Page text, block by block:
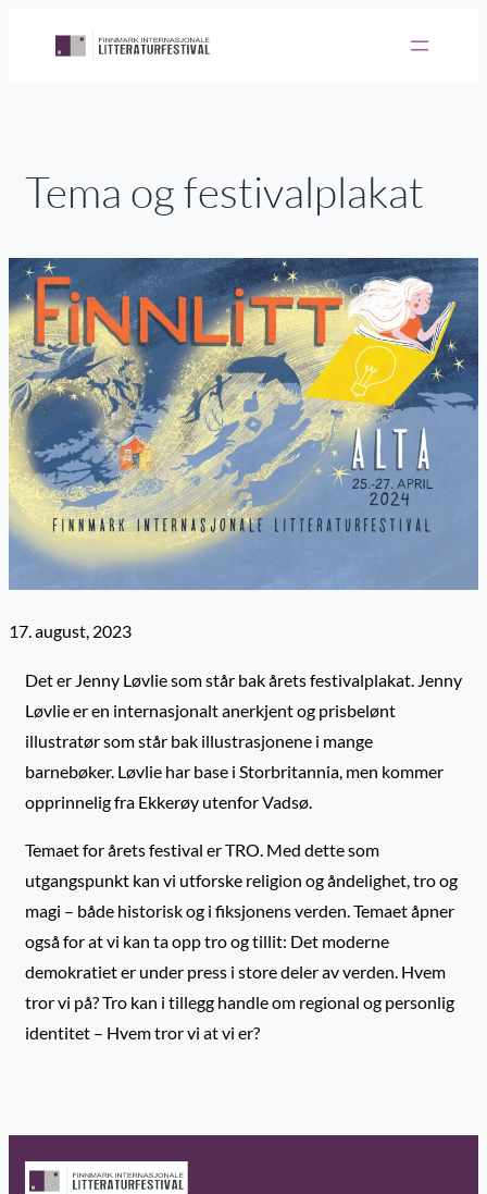
Tema og festivalplakat
17. august, 2023
Det er Jenny Løvlie som står bak årets festivalplakat. Jenny
Løvlie er en internasjonalt anerkjent og prisbelønt
illustratør som står bak illustrasjonene i mange
barnebøker. Løvlie har base i Storbritannia, men kommer
opprinnelig fra Ekkerøy utenfor Vadsø.
Temaet for årets festival er TRO. Med dette som
utgangspunkt kan vi utforske religion og åndelighet, tro og
magi – både historisk og i fiksjonens verden. Temaet åpner
også for at vi kan ta opp tro og tillit: Det moderne
demokratiet er under press i store deler av verden. Hvem
tror vi på? Tro kan i tillegg handle om regional og personlig
identitet – Hvem tror vi at vi er?